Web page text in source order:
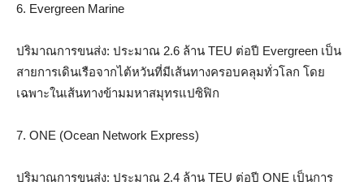
6. Evergreen Marine
ปริมาณการขนส่ง: ประมาณ 2.6 ล้าน TEU ต่อปี Evergreen เป็น
สายการเดินเรือจากไต้หวันที่มีเส้นทางครอบคลุมทั่วโลก โดย
เฉพาะในเส้นทางข้ามมหาสมุทรแปซิฟิก
7. ONE (Ocean Network Express)
ปริมาณการขนส่ง: ประมาณ 2.4 ล้าน TEU ต่อปี ONE เป็นการ